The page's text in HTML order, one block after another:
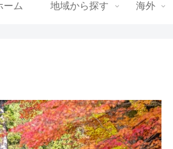
ーム 地域から探す 海外